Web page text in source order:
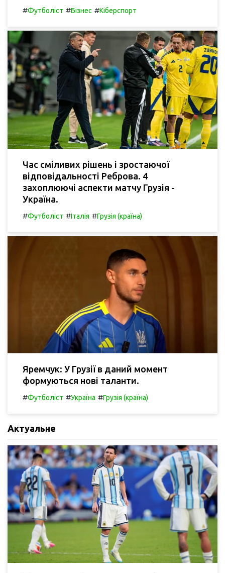
#Футболіст #Бізнес #Кіберспорт
Час сміливих рішень і зростаючої
відповідальності Реброва. 4
захоплюючі аспекти матчу Грузія -
Україна.
#Футболіст #Італія #Грузія (країна)
Яремчук: У Грузії в даний момент
формуються нові таланти.
#Футболіст #Україна #Грузія (країна)
Актуальне